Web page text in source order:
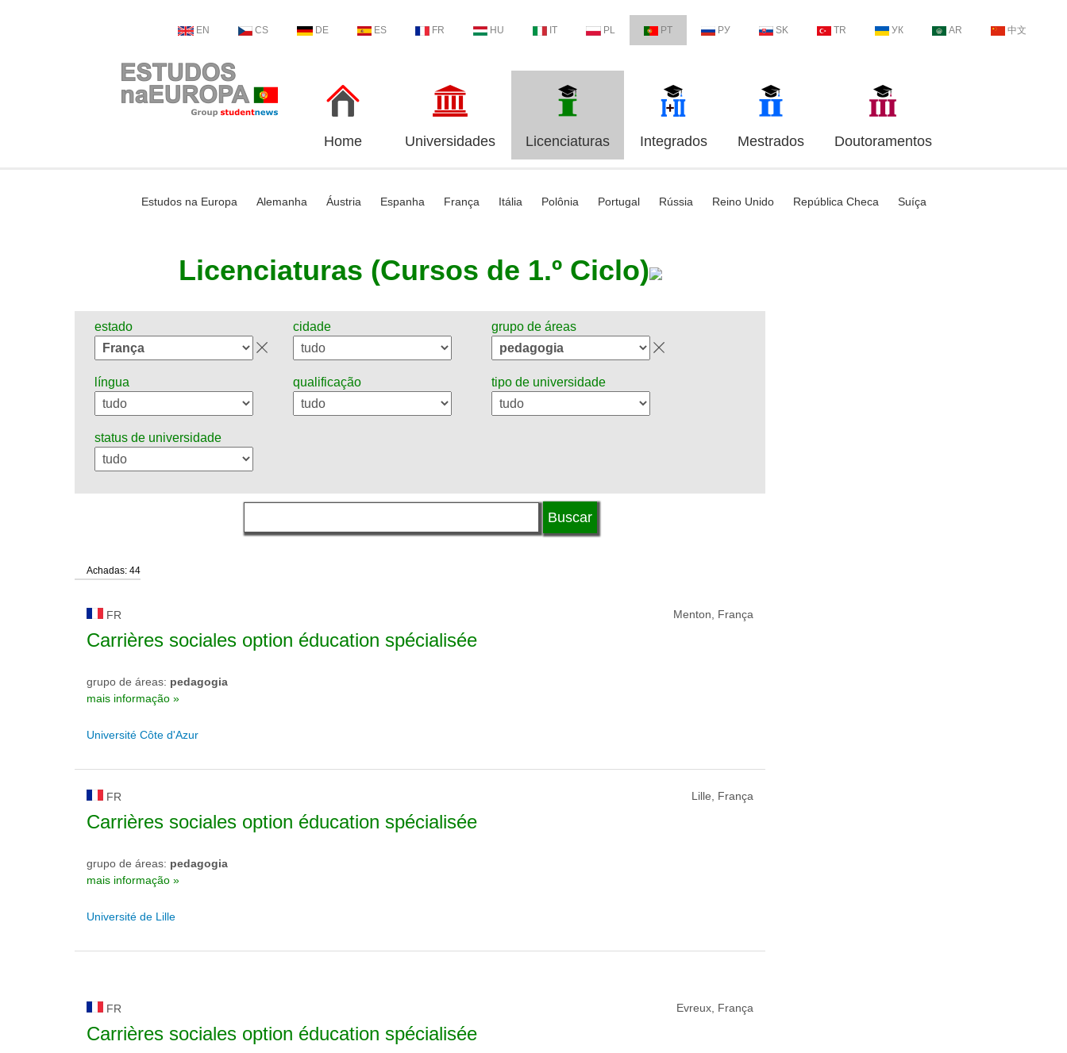
EN CS DE ES FR HU IT PL PT РУ SK TR УК AR 中文
Home Universidades Licenciaturas Integrados Mestrados Doutoramentos
Estudos na Europa Alemanha Áustria Espanha França Itália Polônia Portugal Rússia Reino Unido República Checa Suíça
Licenciaturas (Cursos de 1.º Ciclo)
estado cidade grupo de áreas
língua qualificação tipo de universidade
status de universidade
Achadas: 44
FR Menton, França
Carrières sociales option éducation spécialisée
grupo de áreas: pedagogia
mais informação »
Université Côte d'Azur
FR Lille, França
Carrières sociales option éducation spécialisée
grupo de áreas: pedagogia
mais informação »
Université de Lille
FR Evreux, França
Carrières sociales option éducation spécialisée